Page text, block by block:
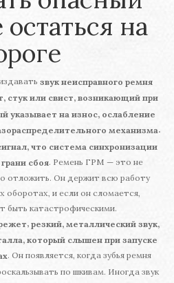
на
звук неисправного ремня
стук или свист, возникающий при
указывает на износ, ослабление
механизма.
что система синхронизации
сбоя. Ремень ГРМ — это не
отложить. Он держит всю работу
оборотах, и если он сломается,
быть катастрофическими.
, резкий, металлический звук,
который слышен при запуске
. Он появляется, когда зубья ремня
по шкивам. Иногда звук